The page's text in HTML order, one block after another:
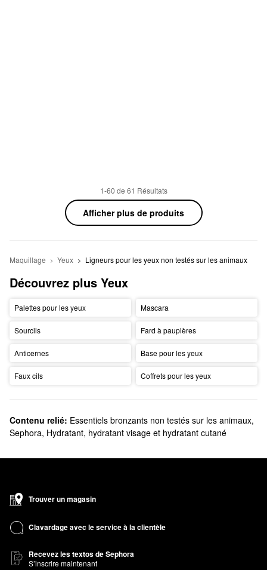
1-60 de 61 Résultats
Afficher plus de produits
Maquillage Yeux Ligneurs pour les yeux non testés sur les animaux
Découvrez plus Yeux
Palettes pour les yeux Mascara
Sourcils Fard à paupières
Anticernes Base pour les yeux
Faux cils Coffrets pour les yeux
Contenu relié: Essentiels bronzants non testés sur les animaux,
Sephora, Hydratant, hydratant visage et hydratant cutané
Trouver un magasin
Clavardage avec le service à la clientèle
Recevez les textos de Sephora
S’inscrire maintenant